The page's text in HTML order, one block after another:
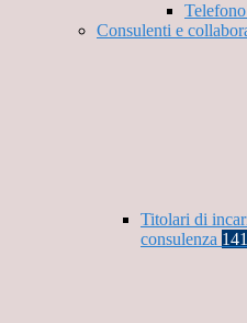
Consulenti e
Titolari di
consulenza 141